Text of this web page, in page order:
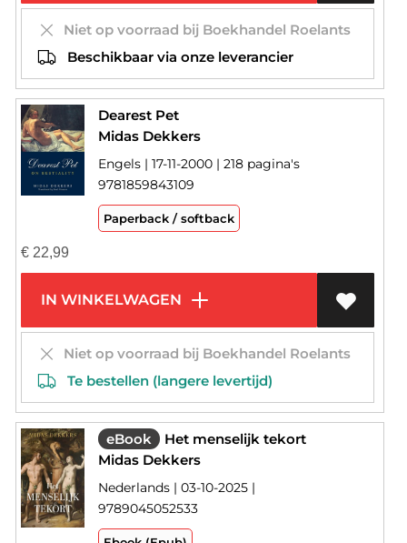
Niet op voorraad bij Boekhandel Roelants
Beschikbaar via onze leverancier
Dearest Pet
Midas Dekkers
Engels | 17-11-2000 | 218 pagina's
9781859843109
Paperback / softback
€22,99
IN WINKELWAGEN
Niet op voorraad bij Boekhandel Roelants
Te bestellen (langere levertijd)
eBook
Het menselijk tekort
Midas Dekkers
Nederlands | 03-10-2025 |
9789045052533